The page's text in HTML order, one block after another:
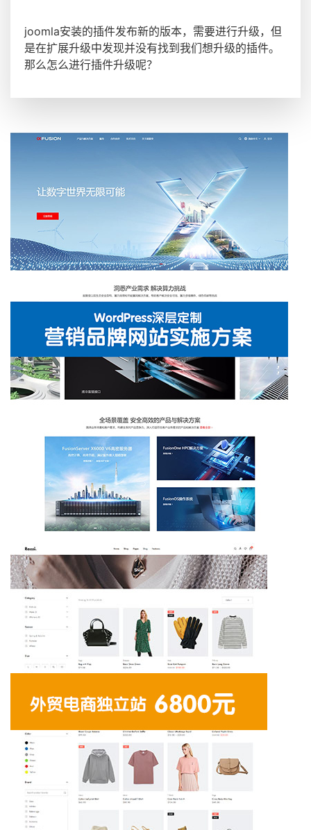
joomla安装的插件发布新的版本，需要进行升级，但
是在扩展升级中发现并没有找到我们想升级的插件。
那么怎么进行插件升级呢？